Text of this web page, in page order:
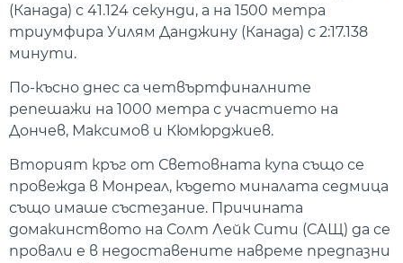
(Канада) с 41.124 секунди, а на 1500 метра
триумфира Уилям Данджину (Канада) с 2:17.138
минути.
По-късно днес са четвъртфиналните
репешажи на 1000 метра с участието на
Дончев, Максимов и Кюмюрджиев.
Вторият кръг от Световната купа също се
провежда в Монреал, където миналата седмица
също имаше състезание. Причината
домакинството на Солт Лейк Сити (САЩ) да се
провали е в недоставените навреме предпазни